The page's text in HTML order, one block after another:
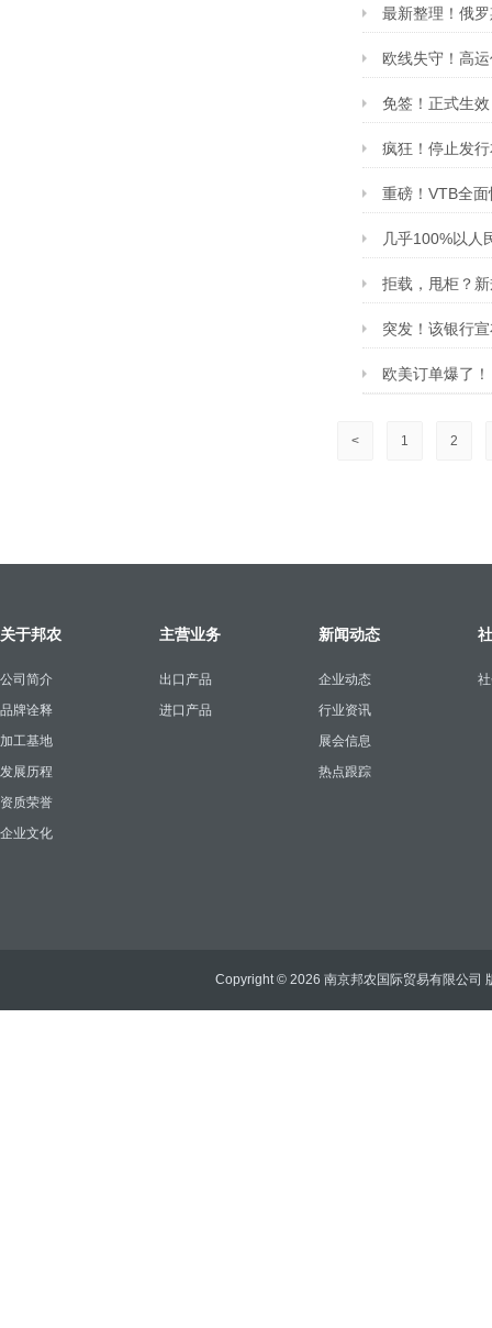
最新整理！俄
欧线失守！高
免签！正式生
疯狂！停止发
重磅！VTB全
几乎100%以人
拒载，甩柜？
突发！该银行
欧美订单爆了！
< 1 2
关于邦农
公司简介
品牌诠释
加工基地
发展历程
资质荣誉
企业文化
主营业务
出口产品
进口产品
新闻动态
企业动态
行业资讯
展会信息
热点跟踪
Copyright © 2026 南京邦农国际贸易有限公司